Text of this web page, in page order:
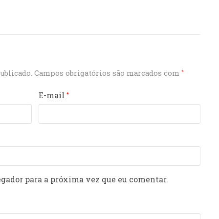
Campos obrigatórios são marcados com *
E-mail *
para a próxima vez que eu comentar.